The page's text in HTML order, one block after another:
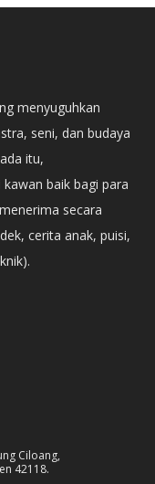
menyuguhkan
seni, dan budaya
itu,
baik bagi para
secara
cerita anak, puisi,
Ciloang,
42118.